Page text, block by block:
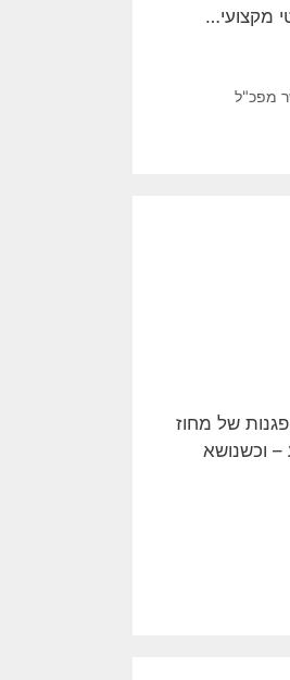
מקצועי…
מפכ"ל
של מחוז
וכשנושא